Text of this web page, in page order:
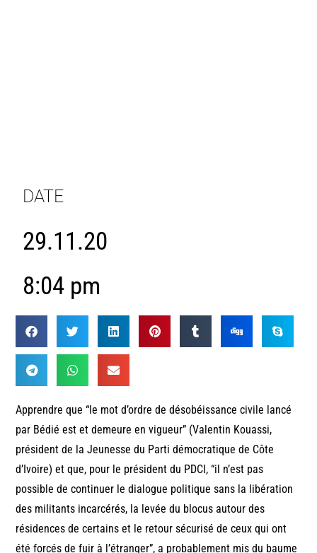
DATE
29.11.20
8:04 pm
Apprendre que “le mot d’ordre de désobéissance civile lancé
par Bédié est et demeure en vigueur” (Valentin Kouassi,
président de la Jeunesse du Parti démocratique de Côte
d’Ivoire) et que, pour le président du PDCI, “il n’est pas
possible de continuer le dialogue politique sans la libération
des militants incarcérés, la levée du blocus autour des
résidences de certains et le retour sécurisé de ceux qui ont
été forcés de fuir à l’étranger”, a probablement mis du baume